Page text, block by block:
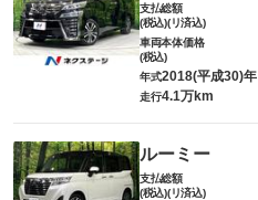
支払総額
(税込)(リ済込)
車両本体価格
(税込)
年式2018(平成30)年
走行4.1万km
ルーミー
支払総額
(税込)(リ済込)